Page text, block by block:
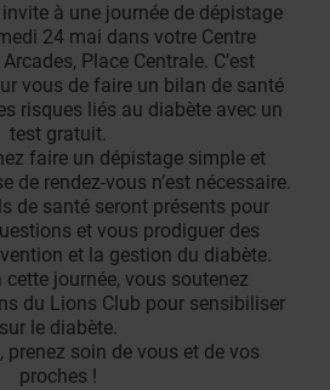
à une journée de dépistage
24 mai dans votre Centre
Place Centrale. C’est
vous de faire un bilan de santé
risques liés au diabète avec un
test gratuit.
faire un dépistage simple et
de rendez-vous n’est nécessaire.
de santé seront présents pour
et vous prodiguer des
et la gestion du diabète.
journée, vous soutenez
du Lions Club pour sensibiliser
sur le diabète.
prenez soin de vous et de vos
proches !